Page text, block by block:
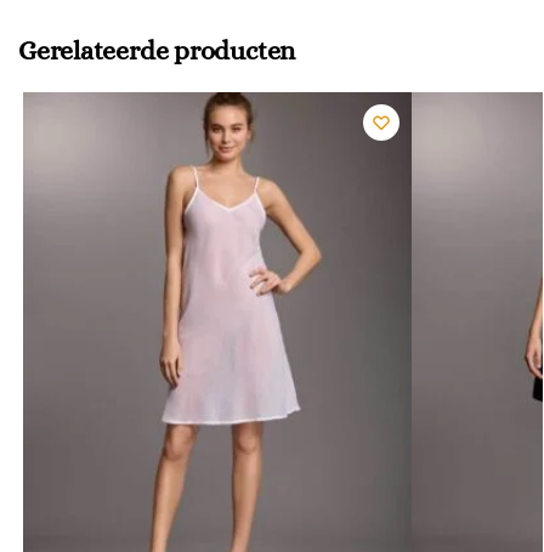
Gerelateerde producten